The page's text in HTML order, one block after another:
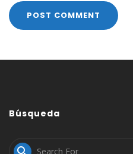
Búsqueda